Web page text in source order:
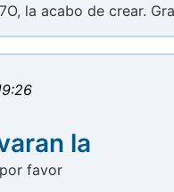
la acabo de crear.
la
favor